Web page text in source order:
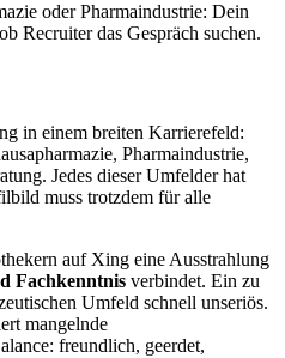
oder Pharmaindustrie: Dein
Recruiter das Gespräch suchen.
in einem breiten Karrierefeld:
Pharmaindustrie,
Jedes dieser Umfelder hat
muss trotzdem für alle
auf Xing eine Ausstrahlung
Fachkenntnis verbindet. Ein zu
Umfeld schnell unseriös.
mangelnde
freundlich, geerdet,